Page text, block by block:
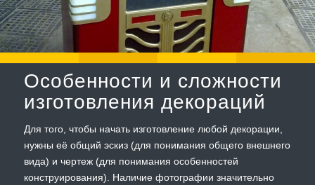
Особенности и сложности
изготовления декораций
Для того, чтобы начать изготовление любой декорации,
нужны её общий эскиз (для понимания общего внешнего
вида) и чертеж (для понимания особенностей
конструирования). Наличие фотографии значительно